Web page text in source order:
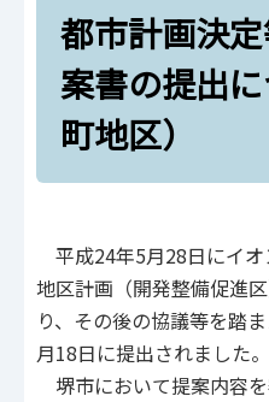
都市計画決定等に
（鉄砲町地区）
都市計画決
案書の提出
町地区）
平成24年5月28日にイオ
地区計画（開発整備促進
り、その後の協議等を踏
月18日に提出されました。
堺市において提案内容